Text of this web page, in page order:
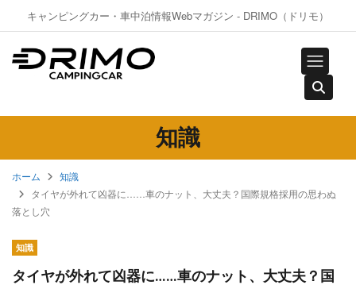
キャンピングカー・車中泊情報Webマガジン - DRIMO（ドリモ）
知識
ホーム
知識
タイヤが外れて凶器に……車のナット、大丈夫？国際規格採用の思わぬ
落とし穴
知識
タイヤが外れて凶器に……車のナット、大丈夫？国